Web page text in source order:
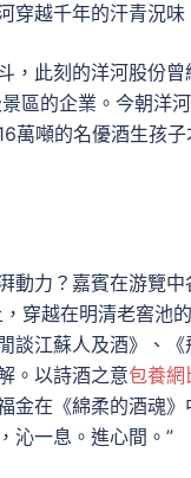
穿越千年的汗青況
，此刻的洋河股份
區的企業。今朝洋
萬噸的名優酒生孩
動力？嘉賓在游覽
穿越在明清老窖池
談江蘇人及酒》、
。以詩酒之意包養網
金在《綿柔的酒魂
沁一息。進心間。”